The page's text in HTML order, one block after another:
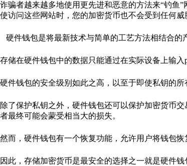
诈骗者越来越多地使用更先进和恶意的方法来“钓鱼
使访问这些网站时，您的加密货币也不会受到任何威
硬件钱包是将最新技术与简单的工艺方法相结合的
存储在硬件钱包中的数据只能通过在实际设备上输
硬件钱包的安全级别如此之高，以至于即使私钥的所
除了保护私钥之外，硬件钱包还可以保护加密货币
者最终可能会蒙受相当大的损失。
然而，硬件钱包有一个恢复功能，允许用户将钱包
因此，存储加密货币是最安全的选择之一就是硬件钱